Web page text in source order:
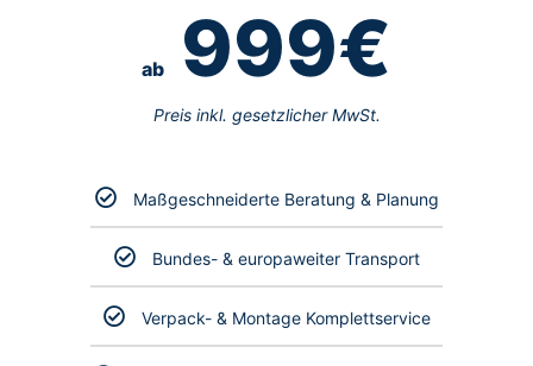
ab 999€
Preis inkl. gesetzlicher MwSt.
Maßgeschneiderte Beratung & Planung
Bundes- & europaweiter Transport
Verpack- & Montage Komplettservice